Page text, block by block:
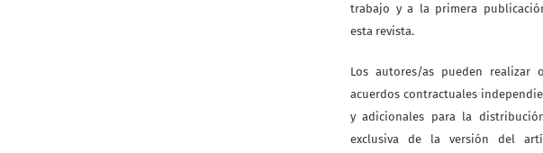
trabajo y a la primera
esta revista.
Los autores/as pueden realizar
acuerdos contractuales
y adicionales para la
exclusiva de la versión del